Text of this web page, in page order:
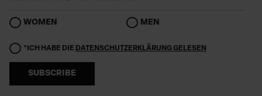
WOMEN MEN
*ICH HABE DIE DATENSCHUTZERKLÄRUNG GELESEN
SUBSCRIBE